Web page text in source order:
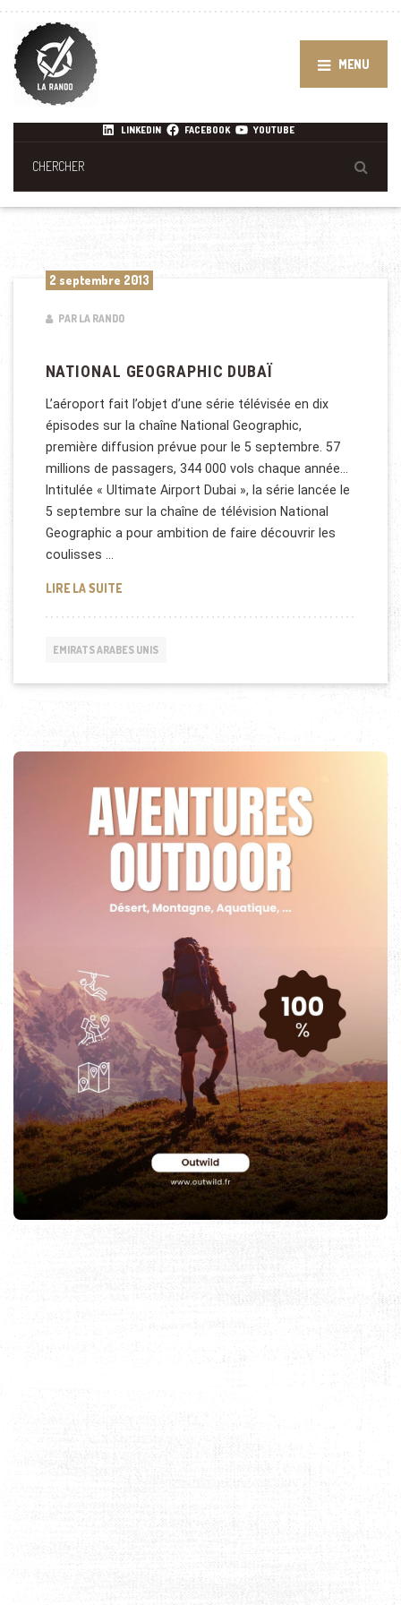
MENU
LINKEDIN FACEBOOK YOUTUBE
2 septembre 2013
PAR LA RANDO
NATIONAL GEOGRAPHIC DUBAÏ
L’aéroport fait l’objet d’une série télévisée en dix
épisodes sur la chaîne National Geographic,
première diffusion prévue pour le 5 septembre. 57
millions de passagers, 344 000 vols chaque année…
Intitulée « Ultimate Airport Dubai », la série lancée le
5 septembre sur la chaîne de télévision National
Geographic a pour ambition de faire découvrir les
coulisses …
LIRE LA SUITENATIONAL GEOGRAPHIC DUBAÏ
EMIRATS ARABES UNIS